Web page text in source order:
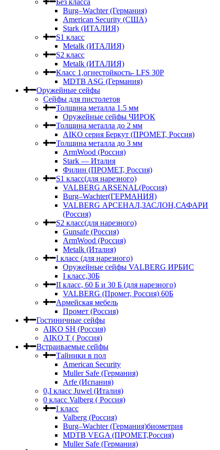
Без класса
Burg–Wachter (Германия)
American Security (США)
Stark (ИТАЛИЯ)
S1 класс
Metalk (ИТАЛИЯ)
S2 класс
Metalk (ИТАЛИЯ)
Класс 1,огнестойкость- LFS 30P
MDTB ASG (Германия)
Оружейные сейфы
Сейфы для пистолетов
Толщина металла 1.5 мм
Оружейные сейфы ЧИРОК
Толщина металла до 2 мм
AIKO серия Беркут (ПРОМЕТ, Россия)
Толщина металла до 3 мм
ArmWood (Россия)
Stark — Италия
Филин (ПРОМЕТ, Россия)
S1 класс(для нарезного)
VALBERG ARSENAL(Россия)
Burg–Wachter(ГЕРМАНИЯ)
VALBERG АРСЕНАЛ,ЗАСЛОН,САФАРИ
(Россия)
S2 класс(для нарезного)
Gunsafe (Россия)
ArmWood (Россия)
Metalk (Италия)
I класс (для нарезного)
Оружейные сейфы VALBERG ИРБИС
I класс,30Б
II класс, 60 Б и 30 Б (для нарезного)
VALBERG (Промет, Россия) 60Б
Армейская мебель
Промет (Россия)
Гостиничные сейфы
AIKO SH (Россия)
AIKO Т ( Россия)
Встраиваемые сейфы
Тайники в пол
American Security
Muller Safe (Германия)
Arfe (Испания)
0,I класс Juwel (Италия)
0 класс Valberg ( Россия)
I класс
Valberg (Россия)
Burg–Wachter (Германия)биометрия
MDTB VEGA (ПРОМЕТ,Россия)
Muller Safe (Германия)